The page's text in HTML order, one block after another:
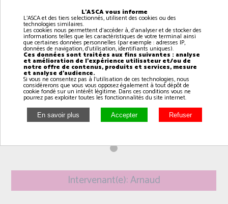
danse après quelques années ( classique, jazz,
contemporain )
Intervenant(e): Arnaud
L'ASCA vous informe
L'ASCA et des tiers selectionnés, utilisent des cookies ou des
technologies similaires.
Les cookies nous permettent d'accéder à, d'analyser et de stocker des
informations telles que les caractéristiques de votre terminal ainsi
que certaines données personnelles (par exemple : adresses IP,
données de navigation, d'utilisation, identifiants uniques).
Ces données sont traitées aux fins suivantes : analyse
et amélioration de l'expérience utilisateur et/ou de
notre offre de contenus, produits et services, mesure
et analyse d'audience.
Si vous ne consentez pas à l'utilisation de ces technologies, nous
considérerons que vous vous opposez également à tout dépôt de
cookie fondé sur un intérêt légitime. Dans ces conditions vous ne
pourrez pas exploiter toutes les fonctionnalités du site internet.